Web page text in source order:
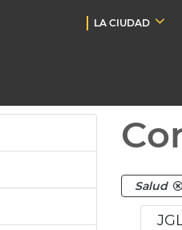
LA CIUDAD
Salud